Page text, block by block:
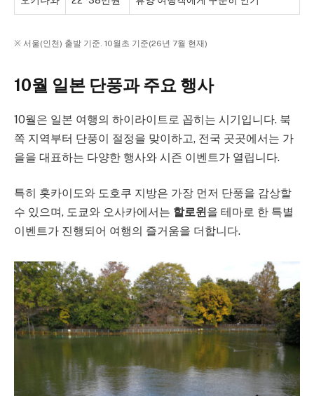
※ 서울(인천) 출발 기준. 10월초 기준(26년 7월 현재)
10월 일본 단풍과 주요 행사
10월은 일본 여행의 하이라이트로 꼽히는 시기입니다. 북
쪽 지역부터 단풍이 절정을 맞이하고, 전국 곳곳에서는 가
을을 대표하는 다양한 행사와 시즌 이벤트가 열립니다.
특히 홋카이도와 도호쿠 지방은 가장 먼저 단풍을 감상할
수 있으며, 도쿄와 오사카에서는 할로윈을 테마로 한 특별
이벤트가 진행되어 여행의 즐거움을 더합니다.